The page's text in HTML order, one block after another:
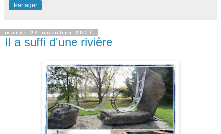
Partager
mardi 24 octobre 2017
Il a suffi d'une rivière